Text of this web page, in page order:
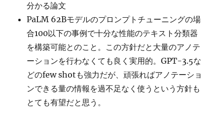
分かる論文
PaLM 62Bモデルのプロンプトチューニングの場
合100以下の事例で十分な性能のテキスト分類器
を構築可能とのこと。この方針だと大量のアノテ
ーションを行わなくても良く実用的。GPT-3.5な
どのfew shotも強力だが、頑張ればアノテーショ
ンできる量の情報を過不足なく使うという方針も
とても有望だと思う。